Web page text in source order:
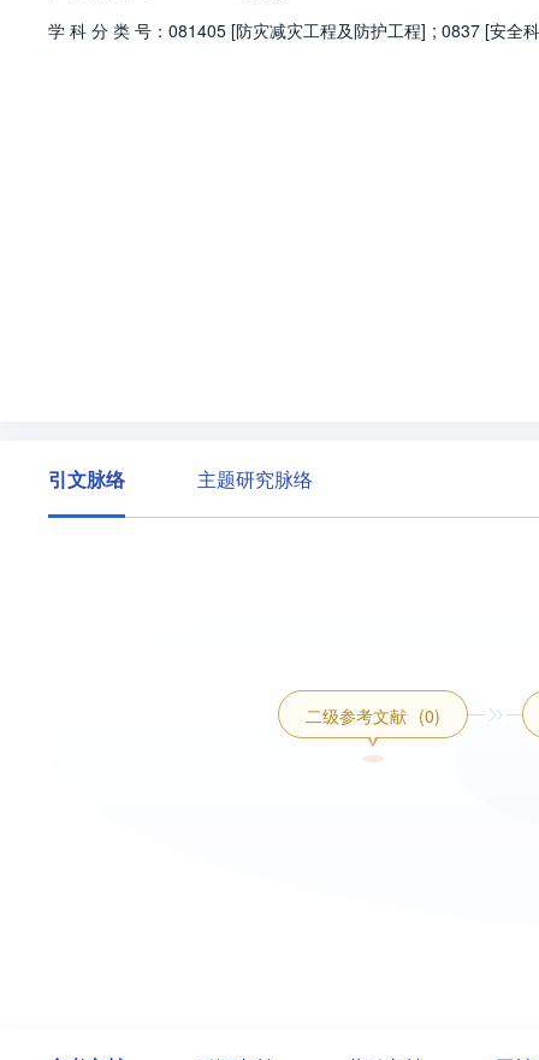
学 科 分 类 号： 081405 [防灾减灾工程及防护工程] ; 0837 [安全
引文脉络 主题研究脉络
二级参考文献 (0)